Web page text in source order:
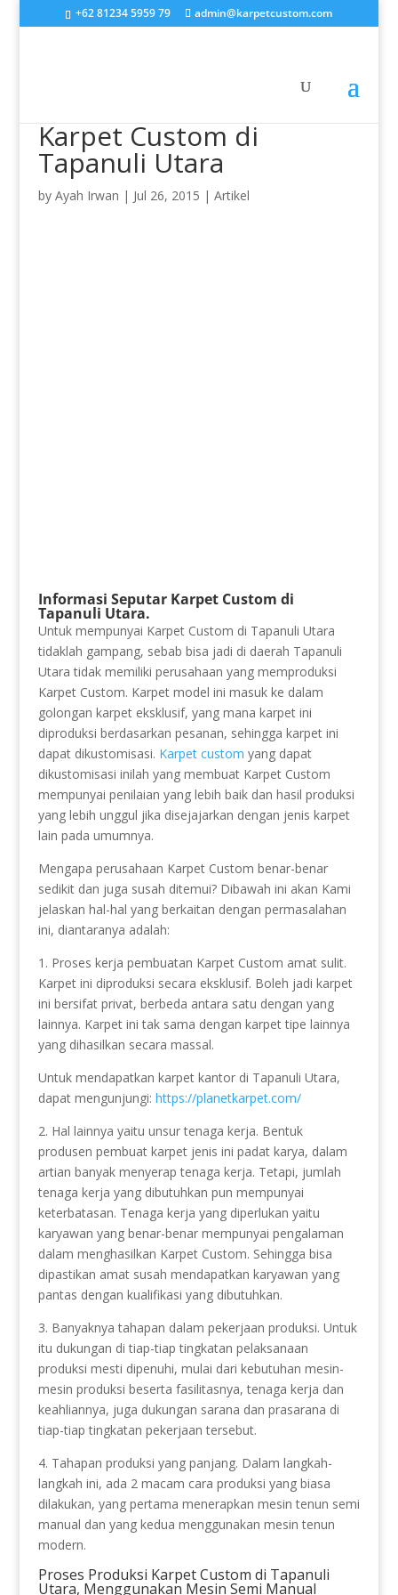
+62 81234 5959 79 admin@karpetcustom.com
Karpet Custom di
Tapanuli Utara
by Ayah Irwan | Jul 26, 2015 | Artikel
Informasi Seputar Karpet Custom di
Tapanuli Utara.
Untuk mempunyai Karpet Custom di Tapanuli Utara
tidaklah gampang, sebab bisa jadi di daerah Tapanuli
Utara tidak memiliki perusahaan yang memproduksi
Karpet Custom. Karpet model ini masuk ke dalam
golongan karpet eksklusif, yang mana karpet ini
diproduksi berdasarkan pesanan, sehingga karpet ini
dapat dikustomisasi. Karpet custom yang dapat
dikustomisasi inilah yang membuat Karpet Custom
mempunyai penilaian yang lebih baik dan hasil produksi
yang lebih unggul jika disejajarkan dengan jenis karpet
lain pada umumnya.
Mengapa perusahaan Karpet Custom benar-benar
sedikit dan juga susah ditemui? Dibawah ini akan Kami
jelaskan hal-hal yang berkaitan dengan permasalahan
ini, diantaranya adalah:
1. Proses kerja pembuatan Karpet Custom amat sulit.
Karpet ini diproduksi secara eksklusif. Boleh jadi karpet
ini bersifat privat, berbeda antara satu dengan yang
lainnya. Karpet ini tak sama dengan karpet tipe lainnya
yang dihasilkan secara massal.
Untuk mendapatkan karpet kantor di Tapanuli Utara,
dapat mengunjungi: https://planetkarpet.com/
2. Hal lainnya yaitu unsur tenaga kerja. Bentuk
produsen pembuat karpet jenis ini padat karya, dalam
artian banyak menyerap tenaga kerja. Tetapi, jumlah
tenaga kerja yang dibutuhkan pun mempunyai
keterbatasan. Tenaga kerja yang diperlukan yaitu
karyawan yang benar-benar mempunyai pengalaman
dalam menghasilkan Karpet Custom. Sehingga bisa
dipastikan amat susah mendapatkan karyawan yang
pantas dengan kualifikasi yang dibutuhkan.
3. Banyaknya tahapan dalam pekerjaan produksi. Untuk
itu dukungan di tiap-tiap tingkatan pelaksanaan
produksi mesti dipenuhi, mulai dari kebutuhan mesin-
mesin produksi beserta fasilitasnya, tenaga kerja dan
keahliannya, juga dukungan sarana dan prasarana di
tiap-tiap tingkatan pekerjaan tersebut.
4. Tahapan produksi yang panjang. Dalam langkah-
langkah ini, ada 2 macam cara produksi yang biasa
dilakukan, yang pertama menerapkan mesin tenun semi
manual dan yang kedua menggunakan mesin tenun
modern.
Proses Produksi Karpet Custom di Tapanuli
Utara, Menggunakan Mesin Semi Manual